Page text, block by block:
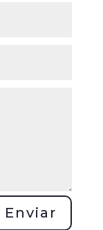
Enviar